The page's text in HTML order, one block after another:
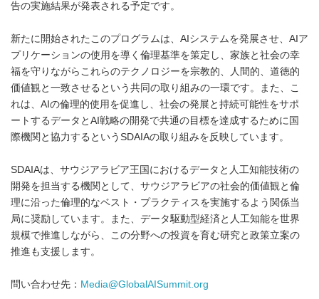
告の実施結果が発表される予定です。
新たに開始されたこのプログラムは、AIシステムを発展させ、AIア
プリケーションの使用を導く倫理基準を策定し、家族と社会の幸
福を守りながらこれらのテクノロジーを宗教的、人間的、道徳的
価値観と一致させるという共同の取り組みの一環です。また、こ
れは、AIの倫理的使用を促進し、社会の発展と持続可能性をサポ
ートするデータとAI戦略の開発で共通の目標を達成するために国
際機関と協力するというSDAIAの取り組みを反映しています。
SDAIAは、サウジアラビア王国におけるデータと人工知能技術の
開発を担当する機関として、サウジアラビアの社会的価値観と倫
理に沿った倫理的なベスト・プラクティスを実施するよう関係当
局に奨励しています。また、データ駆動型経済と人工知能を世界
規模で推進しながら、この分野への投資を育む研究と政策立案の
推進も支援します。
問い合わせ先： Media@GlobalAISummit.org